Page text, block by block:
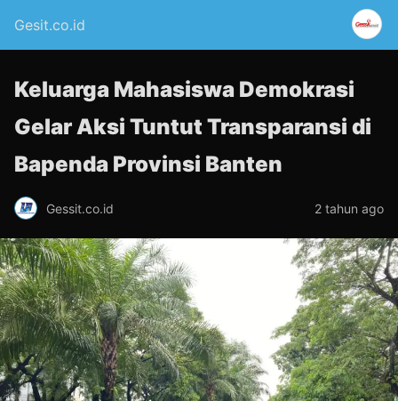
Gesit.co.id
Keluarga Mahasiswa Demokrasi
Gelar Aksi Tuntut Transparansi di
Bapenda Provinsi Banten
Gessit.co.id 2 tahun ago